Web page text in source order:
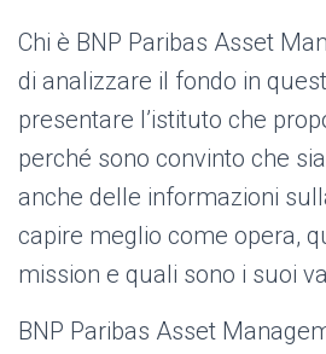
Chi è BNP Paribas Asset
di analizzare il fondo in
presentare l’istituto che
perché sono convinto che
anche delle informazioni
capire meglio come opera,
mission e quali sono i suoi
BNP Paribas Asset